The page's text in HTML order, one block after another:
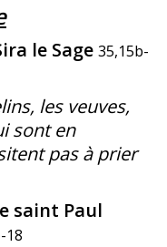
le Sage 35,15b-
les veuves,
sont en
pas à prier
saint Paul
18